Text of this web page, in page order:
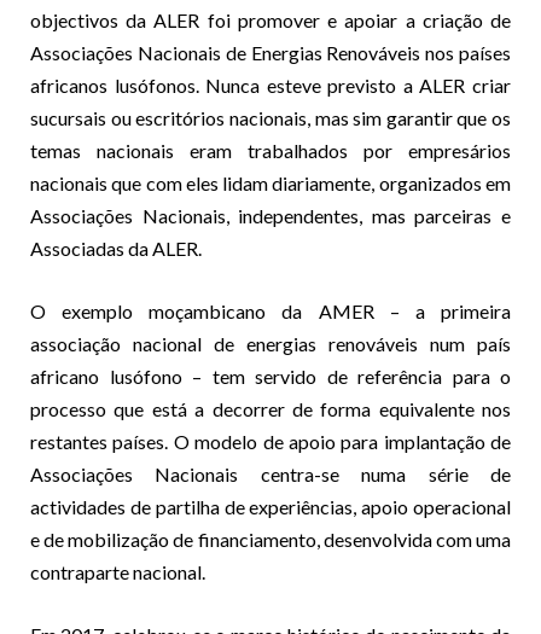
objectivos da ALER foi promover e apoiar a criação de
Associações Nacionais de Energias Renováveis nos países
africanos lusófonos. Nunca esteve previsto a ALER criar
sucursais ou escritórios nacionais, mas sim garantir que os
temas nacionais eram trabalhados por empresários
nacionais que com eles lidam diariamente, organizados em
Associações Nacionais, independentes, mas parceiras e
Associadas da ALER.
O exemplo moçambicano da AMER – a primeira
associação nacional de energias renováveis num país
africano lusófono – tem servido de referência para o
processo que está a decorrer de forma equivalente nos
restantes países. O modelo de apoio para implantação de
Associações Nacionais centra-se numa série de
actividades de partilha de experiências, apoio operacional
e de mobilização de financiamento, desenvolvida com uma
contraparte nacional.